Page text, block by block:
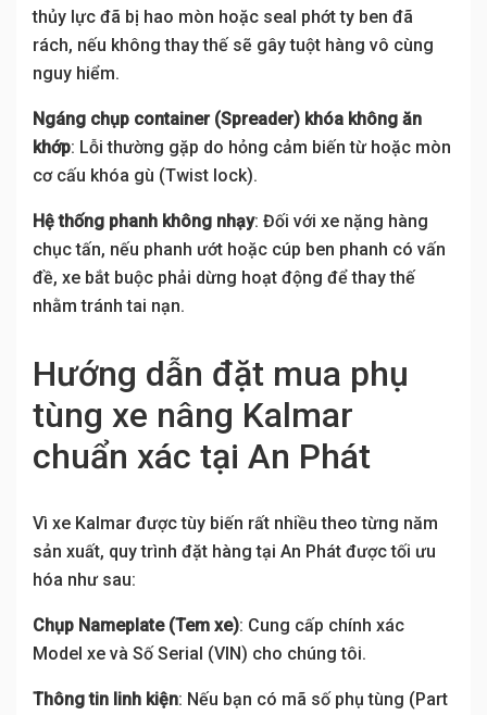
thủy lực đã bị hao mòn hoặc seal phớt ty ben đã
rách, nếu không thay thế sẽ gây tuột hàng vô cùng
nguy hiểm.
Ngáng chụp container (Spreader) khóa không ăn
khớp: Lỗi thường gặp do hỏng cảm biến từ hoặc mòn
cơ cấu khóa gù (Twist lock).
Hệ thống phanh không nhạy: Đối với xe nặng hàng
chục tấn, nếu phanh ướt hoặc cúp ben phanh có vấn
đề, xe bắt buộc phải dừng hoạt động để thay thế
nhằm tránh tai nạn.
Hướng dẫn đặt mua phụ
tùng xe nâng Kalmar
chuẩn xác tại An Phát
Vì xe Kalmar được tùy biến rất nhiều theo từng năm
sản xuất, quy trình đặt hàng tại An Phát được tối ưu
hóa như sau:
Chụp Nameplate (Tem xe): Cung cấp chính xác
Model xe và Số Serial (VIN) cho chúng tôi.
Thông tin linh kiện: Nếu bạn có mã số phụ tùng (Part